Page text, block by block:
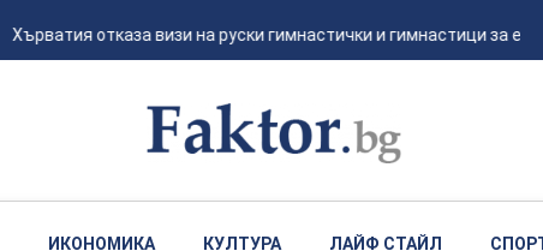
Хърватия отказа визи на руски гимнастички и гимнастици за
ИКОНОМИКА КУЛТУРА ЛАЙФ СТАЙЛ